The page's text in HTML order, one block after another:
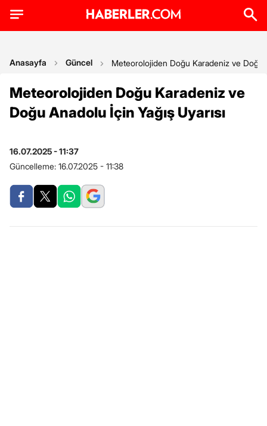
Anasayfa Güncel Meteorolojiden Doğu Karadeniz ve Doğu
Meteorolojiden Doğu Karadeniz ve
Doğu Anadolu İçin Yağış Uyarısı
16.07.2025 - 11:37
Güncelleme: 16.07.2025 - 11:38